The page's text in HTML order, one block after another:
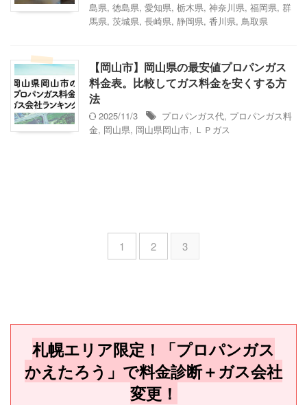
島県, 徳島県, 愛知県, 栃木県, 神奈川県, 福岡県, 群
馬県, 茨城県, 長崎県, 静岡県, 香川県, 鳥取県
【岡山市】岡山県の最安値プロパンガス
料金表。比較してガス料金を安くする方
法
2025/11/3 プロパンガス代, プロパンガス料
金, 岡山県, 岡山県岡山市, ＬＰガス
1 2 3
札幌エリア限定！「プロパンガス
かえたろう」で料金診断＋ガス会社
変更！